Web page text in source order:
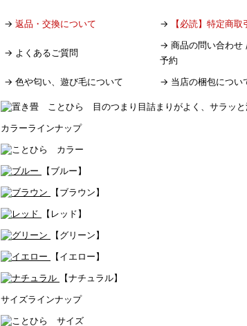
→ 返品・交換について → 【必読】特定商取
→ よくあるご質問
→ 商品の問い合わせ
予約
→ 色や匂い、遊び毛について → 当店の梱包につい
目詰まりがよく、サラッ
カラーラインナップ
【ブルー】
【ブラウン】
【レッド】
【グリーン】
【イエロー】
【ナチュラル】
サイズラインナップ